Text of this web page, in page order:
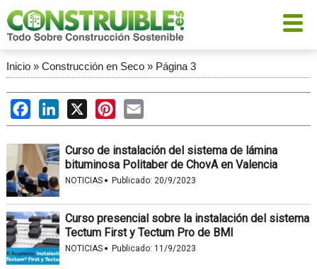
Inicio» Construcción en Seco» Página 3
FacebookLinkedIn
X PinterestEmail
Curso de instalación del sistema de lámina
bituminosa Politaber de ChovA en Valencia
NOTICIAS · Publicado: 20/9/2023
Curso presencial sobre la instalación del sistema
Tectum First y Tectum Pro de BMI
NOTICIAS · Publicado: 11/9/2023